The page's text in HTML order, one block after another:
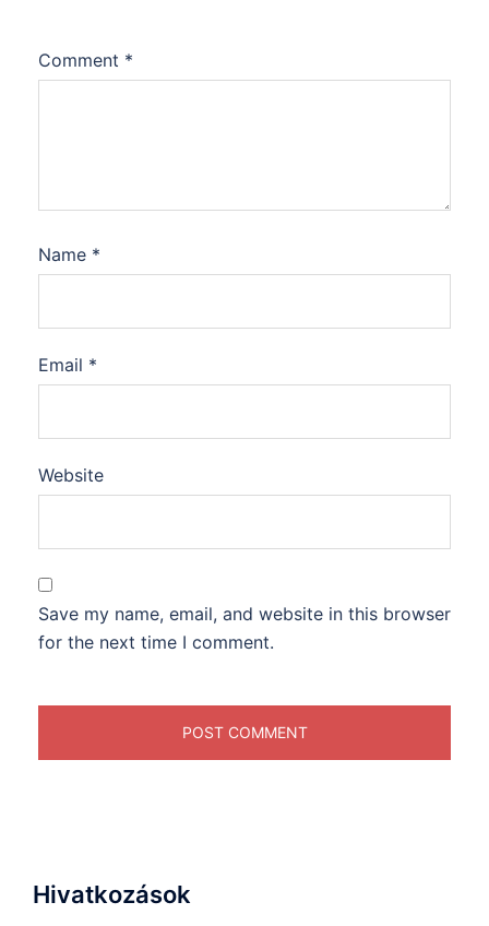
Comment *
Name *
Email *
Website
Save my name, email, and website in this browser
for the next time I comment.
Hivatkozások